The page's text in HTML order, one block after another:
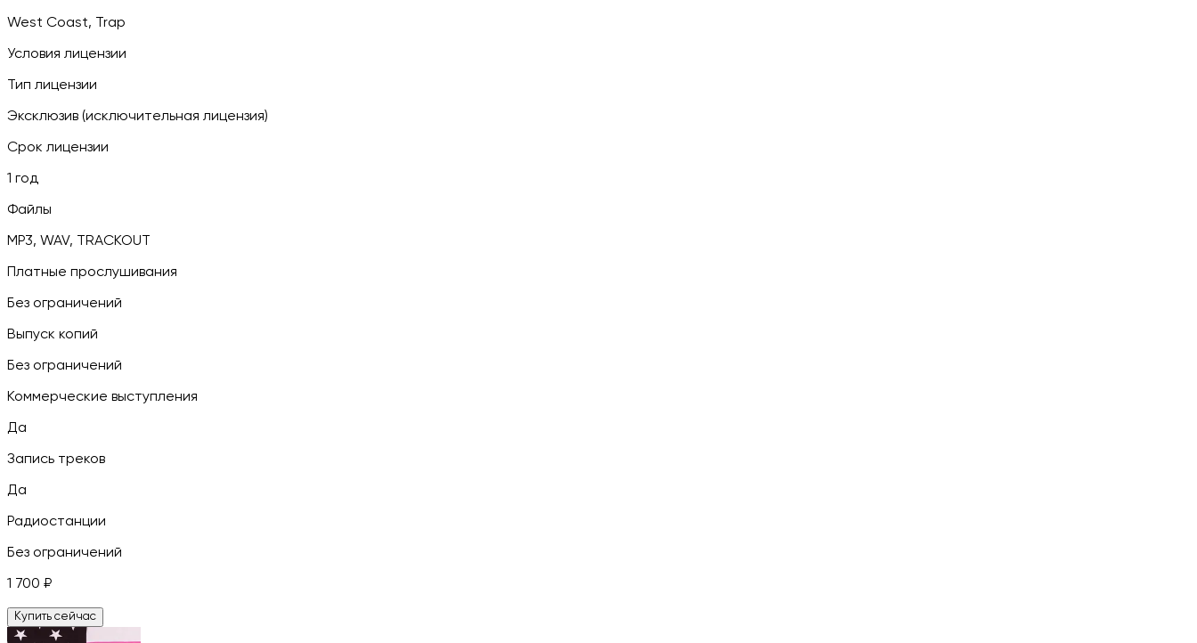
West Coast, Trap
Условия лицензии
Тип лицензии
Эксклюзив (исключительная лицензия)
Срок лицензии
1 год
Файлы
MP3, WAV, TRACKOUT
Платные прослушивания
Без ограничений
Выпуск копий
Без ограничений
Коммерческие выступления
Да
Запись треков
Да
Радиостанции
Без ограничений
1 700 ₽
Купить сейчас